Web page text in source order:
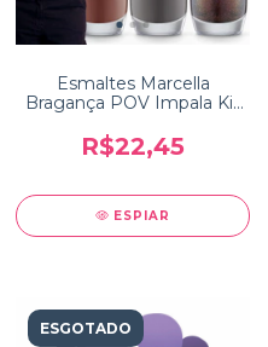
Esmaltes Marcella
Bragança POV Impala Kit
R$22,45
ESPIAR
ESGOTADO